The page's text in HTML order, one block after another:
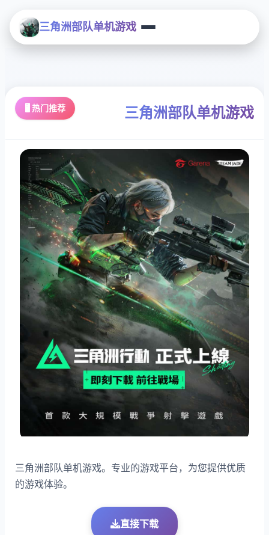
三角洲部队单机游戏
🖥️ 热门推荐 三角洲部队单机游戏
三角洲部队单机游戏。专业的游戏平台，为您提供优质
的游戏体验。
直接下载